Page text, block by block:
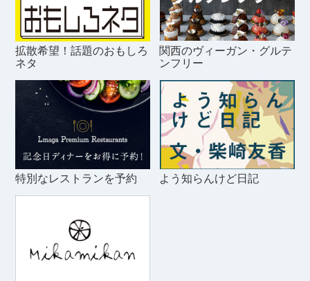
拡散希望！話題のおもしろ
ネタ
関西のヴィーガン・グルテ
ンフリー
特別なレストランを予約 よう知らんけど日記